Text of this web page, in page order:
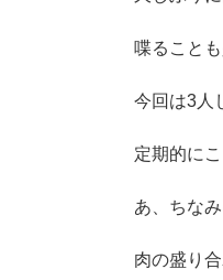
喋ること
今回は3人
定期的に
あ、ちな
肉の盛り